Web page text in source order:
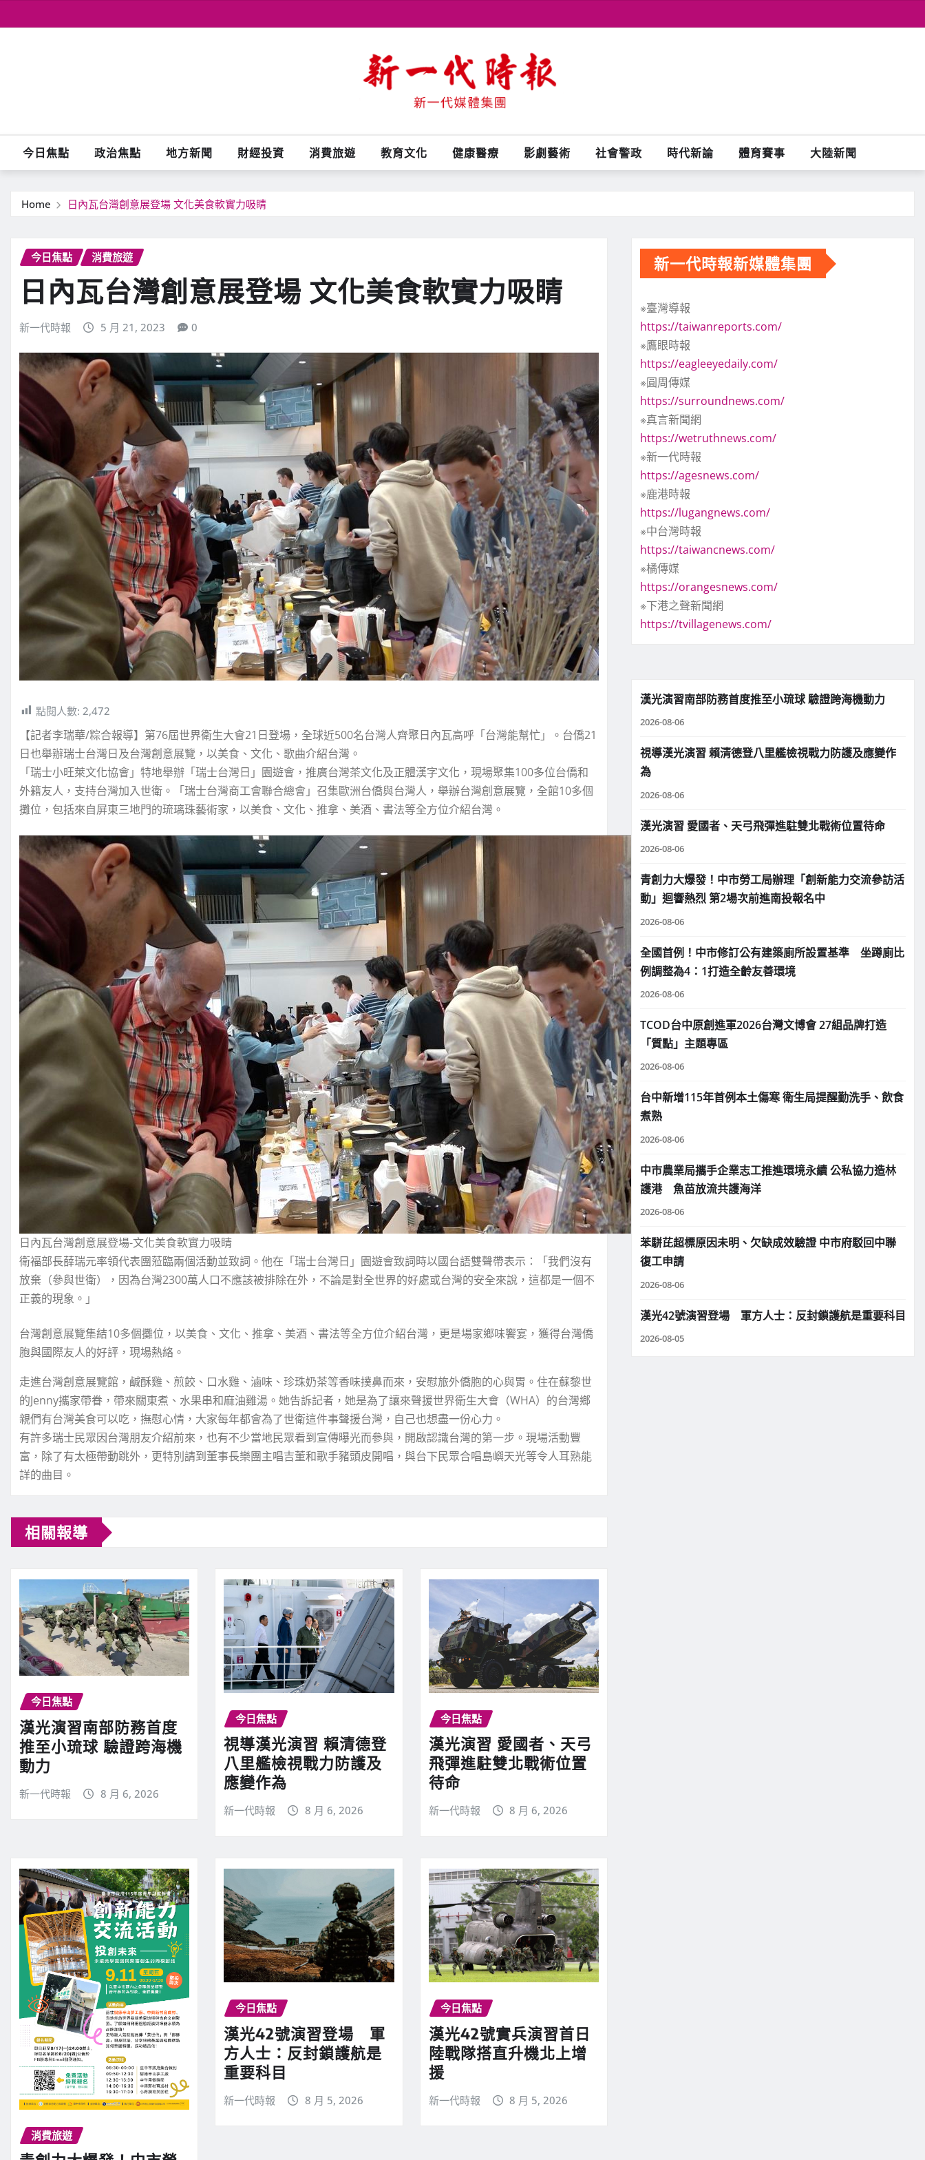
to
今日焦點 政治焦點 地方新聞 財經投資 消費旅遊 教育文化 健康醫療 影劇藝術 社會警政 時代新論 體育賽事 大陸新聞
Home 日內瓦台灣創意展登場 文化美食軟實力吸睛
今日焦點 消費旅遊
日內瓦台灣創意展登場 文化美食軟實力吸睛
新一代時報 5 月 21, 2023 0
點閱人數: 2,472
【記者李瑞華/粽合報導】第76屆世界衛生大會21日登場，全球近500名台灣人齊聚日內瓦高呼「台灣能幫忙」。台僑21
日也舉辦瑞士台灣日及台灣創意展覽，以美食、文化、歌曲介紹台灣。
「瑞士小旺萊文化協會」特地舉辦「瑞士台灣日」園遊會，推廣台灣茶文化及正體漢字文化，現場聚集100多位台僑和
外籍友人，支持台灣加入世衛。「瑞士台灣商工會聯合總會」召集歐洲台僑與台灣人，舉辦台灣創意展覽，全館10多個
攤位，包括來自屏東三地門的琉璃珠藝術家，以美食、文化、推拿、美酒、書法等全方位介紹台灣。
日內瓦台灣創意展登場-文化美食軟實力吸睛
衛福部長薛瑞元率領代表團蒞臨兩個活動並致詞。他在「瑞士台灣日」園遊會致詞時以國台語雙聲帶表示：「我們沒有
放棄（參與世衛），因為台灣2300萬人口不應該被排除在外，不論是對全世界的好處或台灣的安全來說，這都是一個不
正義的現象。」
台灣創意展覽集結10多個攤位，以美食、文化、推拿、美酒、書法等全方位介紹台灣，更是場家鄉味饗宴，獲得台灣僑
胞與國際友人的好評，現場熱絡。
走進台灣創意展覽館，鹹酥雞、煎餃、口水雞、滷味、珍珠奶茶等香味撲鼻而來，安慰旅外僑胞的心與胃。住在蘇黎世
的Jenny攜家帶眷，帶來關東煮、水果串和麻油雞湯。她告訴記者，她是為了讓來聲援世界衛生大會（WHA）的台灣鄉
親們有台灣美食可以吃，撫慰心情，大家每年都會為了世衛這件事聲援台灣，自己也想盡一份心力。
有許多瑞士民眾因台灣朋友介紹前來，也有不少當地民眾看到宣傳曝光而參與，開啟認識台灣的第一步。現場活動豐
富，除了有太極帶動跳外，更特別請到董事長樂團主唱吉董和歌手豬頭皮開唱，與台下民眾合唱島嶼天光等令人耳熟能
詳的曲目。
相關報導
今日焦點
漢光演習南部防務首度
推至小琉球 驗證跨海機
動力
新一代時報 8 月 6, 2026
今日焦點
視導漢光演習 賴清德登
八里艦檢視戰力防護及
應變作為
新一代時報 8 月 6, 2026
今日焦點
漢光演習 愛國者、天弓
飛彈進駐雙北戰術位置
待命
新一代時報 8 月 6, 2026
消費旅遊
今日焦點
漢光42號演習登場 軍
方人士：反封鎖護航是
重要科目
新一代時報 8 月 5, 2026
今日焦點
漢光42號實兵演習首日
陸戰隊搭直升機北上增
援
新一代時報 8 月 5, 2026
新一代時報新媒體集團
※臺灣導報
https://taiwanreports.com/
※鷹眼時報
https://eagleeyedaily.com/
※圓周傳媒
https://surroundnews.com/
※真言新聞網
https://wetruthnews.com/
※新一代時報
https://agesnews.com/
※鹿港時報
https://lugangnews.com/
※中台灣時報
https://taiwancnews.com/
※橘傳媒
https://orangesnews.com/
※下港之聲新聞網
https://tvillagenews.com/
漢光演習南部防務首度推至小琉球 驗證跨海機動力
2026-08-06
視導漢光演習 賴清德登八里艦檢視戰力防護及應變作
為
2026-08-06
漢光演習 愛國者、天弓飛彈進駐雙北戰術位置待命
2026-08-06
青創力大爆發！中市勞工局辦理「創新能力交流參訪活
動」迴響熱烈 第2場次前進南投報名中
2026-08-06
全國首例！中市修訂公有建築廁所設置基準 坐蹲廁比
例調整為4：1打造全齡友善環境
2026-08-06
TCOD台中原創進軍2026台灣文博會 27組品牌打造
「質點」主題專區
2026-08-06
台中新增115年首例本土傷寒 衛生局提醒勤洗手、飲食
煮熟
2026-08-06
中市農業局攜手企業志工推進環境永續 公私協力造林
護港 魚苗放流共護海洋
2026-08-06
苯駢芘超標原因未明、欠缺成效驗證 中市府駁回中聯
復工申請
2026-08-06
漢光42號演習登場 軍方人士：反封鎖護航是重要科目
2026-08-05